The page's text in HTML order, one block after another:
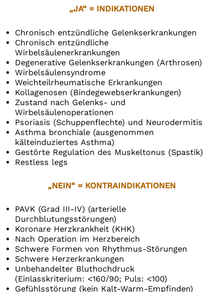
„JA“ = INDIKATIONEN
Chronisch entzündliche Gelenkserkrankungen
Chronisch entzündliche
Wirbelsäulenerkrankungen
Degenerative Gelenkserkrankungen (Arthrosen)
Wirbelsäulensyndrome
Weichteilrheumatische Erkrankungen
Kollagenosen (Bindegewebserkrankungen)
Zustand nach Gelenks- und
Wirbelsäulenoperationen
Psoriasis (Schuppenflechte) und Neurodermitis
Asthma bronchiale (ausgenommen
kälteinduziertes Asthma)
Gestörte Regulation des Muskeltonus (Spastik)
Restless legs
„NEIN“ = KONTRAINDIKATIONEN
PAVK (Grad III-IV) (arterielle
Durchblutungsstörungen)
Koronare Herzkrankheit (KHK)
Nach Operation im Herzbereich
Schwere Formen von Rhythmus-Störungen
Schwere Herzerkrankungen
Unbehandelter Bluthochdruck
(Einlasskriterium: <160/90; Puls: <100)
Gefühlsstörung (kein Kalt-Warm-Empfinden)